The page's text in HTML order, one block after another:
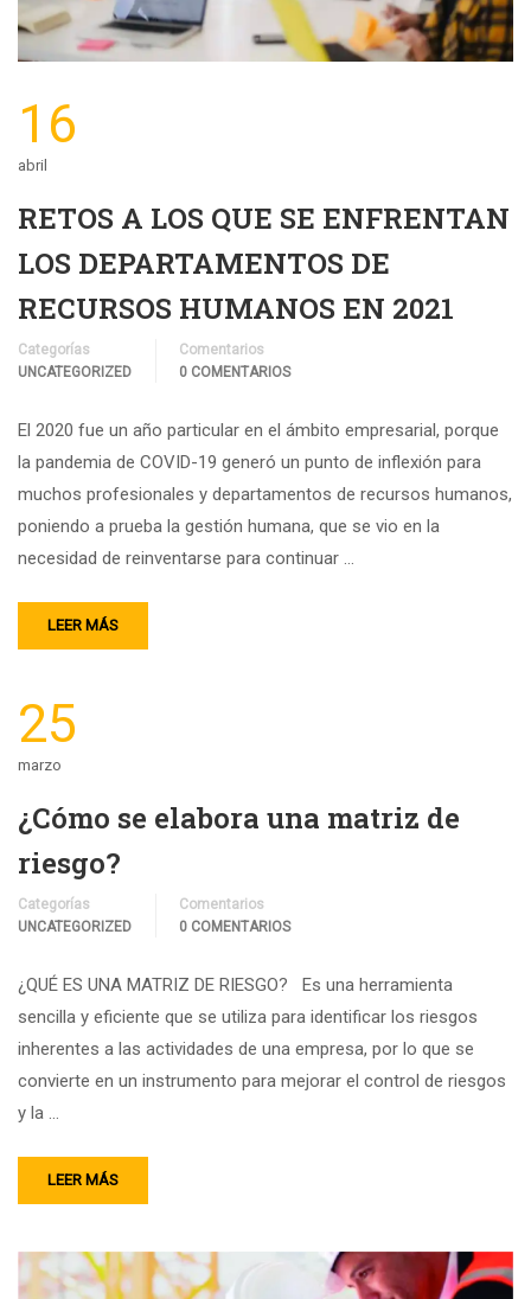
16
abril
RETOS A LOS QUE SE ENFRENTAN
LOS DEPARTAMENTOS DE
RECURSOS HUMANOS EN 2021
Categorías
UNCATEGORIZED
Comentarios
0 COMENTARIOS
El 2020 fue un año particular en el ámbito empresarial, porque
la pandemia de COVID-19 generó un punto de inflexión para
muchos profesionales y departamentos de recursos humanos,
poniendo a prueba la gestión humana, que se vio en la
necesidad de reinventarse para continuar …
LEER MÁS
25
marzo
¿Cómo se elabora una matriz de
riesgo?
Categorías
UNCATEGORIZED
Comentarios
0 COMENTARIOS
¿QUÉ ES UNA MATRIZ DE RIESGO? Es una herramienta
sencilla y eficiente que se utiliza para identificar los riesgos
inherentes a las actividades de una empresa, por lo que se
convierte en un instrumento para mejorar el control de riesgos
y la …
LEER MÁS